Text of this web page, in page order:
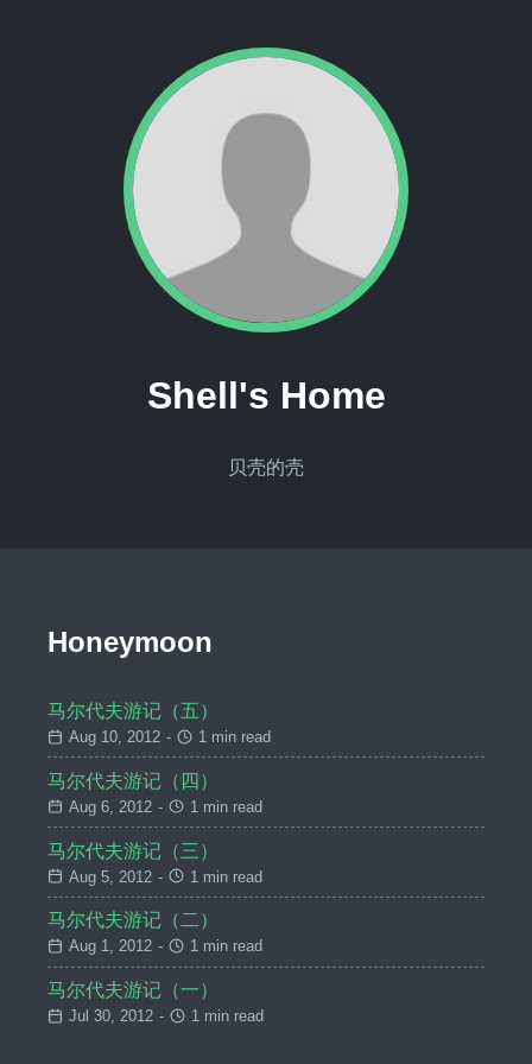
Shell's Home
贝壳的壳
Honeymoon
马尔代夫游记（五）
Aug 10, 2012 - 1 min read
马尔代夫游记（四）
Aug 6, 2012 - 1 min read
马尔代夫游记（三）
Aug 5, 2012 - 1 min read
马尔代夫游记（二）
Aug 1, 2012 - 1 min read
马尔代夫游记（一）
Jul 30, 2012 - 1 min read